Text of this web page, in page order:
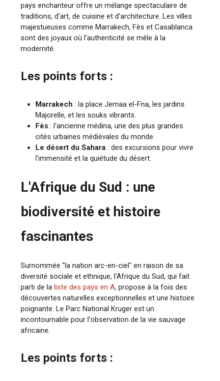
pays enchanteur offre un mélange spectaculaire de
traditions, d'art, de cuisine et d'architecture. Les villes
majestueuses comme Marrakech, Fès et Casablanca
sont des joyaux où l'authenticité se mêle à la
modernité.
Les points forts :
Marrakech : la place Jemaa el-Fna, les jardins
Majorelle, et les souks vibrants.
Fès : l'ancienne médina, une des plus grandes
cités urbaines médiévales du monde.
Le désert du Sahara : des excursions pour vivre
l'immensité et la quiétude du désert.
L'Afrique du Sud : une
biodiversité et histoire
fascinantes
Surnommée "la nation arc-en-ciel" en raison de sa
diversité sociale et ethnique, l'Afrique du Sud, qui fait
parti de la liste des pays en A, propose à la fois des
découvertes naturelles exceptionnelles et une histoire
poignante. Le Parc National Kruger est un
incontournable pour l'observation de la vie sauvage
africaine.
Les points forts :